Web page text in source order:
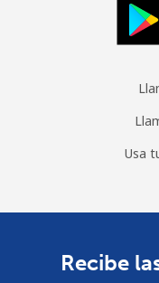
Usa
Recibe